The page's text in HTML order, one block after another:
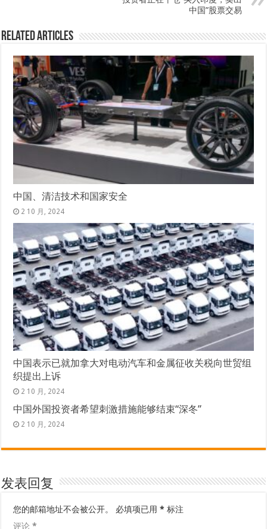
中国”股票交易
Related Articles
中国、清洁技术和国家安全
2 10 月, 2024
中国表示已就加拿大对电动汽车和金属征收关税向世贸组
织提出上诉
2 10 月, 2024
中国外国投资者希望刺激措施能够结束“深冬”
2 10 月, 2024
发表回复
您的邮箱地址不会被公开。 必填项已用* 标注
评论*